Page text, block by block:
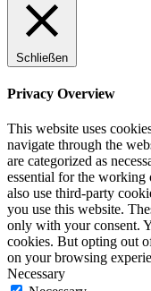
Schließen
Privacy Overview
This website uses
navigate through the
are categorized as
essential for the working
also use third-party
you use this website.
only with your consent.
cookies. But opting out
on your browsing
Necessary